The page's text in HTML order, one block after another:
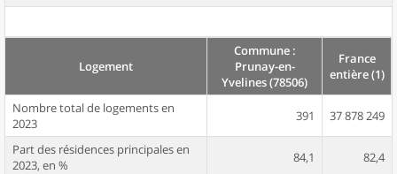
Logement
Commune :
Prunay-en-
Yvelines (78506)
France
entière (1)
Nombre total de logements en
2023
391 37 878 249
Part des résidences principales en
2023, en %
84,1 82,4